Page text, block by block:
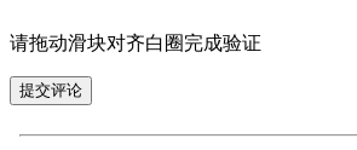
请拖动滑块对齐白圈完成验证